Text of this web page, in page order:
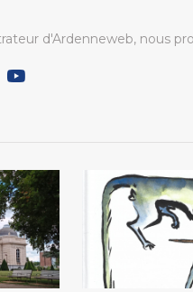
d'Ardenneweb, nous